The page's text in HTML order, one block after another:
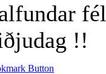
!!